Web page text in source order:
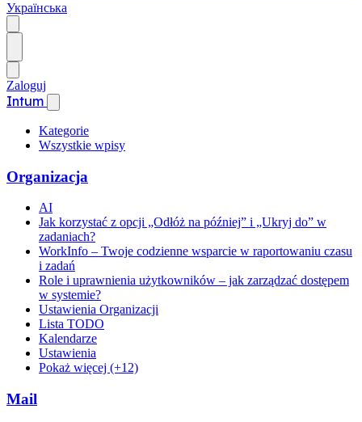
Українська
Zaloguj
Intum
Kategorie
Wszystkie wpisy
Organizacja
AI
Jak korzystać z opcji „Odłóż na później” i „Ukryj do” w
zadaniach?
WorkInfo – Twoje codzienne wsparcie w raportowaniu czasu
i zadań
Role i uprawnienia użytkowników – jak zarządzać dostępem
w systemie?
Ustawienia Organizacji
Lista TODO
Kalendarze
Ustawienia
Pokaż więcej (+12)
Mail